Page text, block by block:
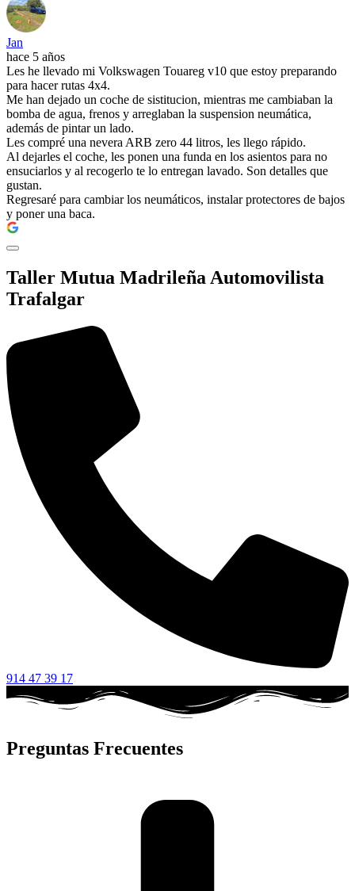
Jan
hace 5 años
Les he llevado mi Volkswagen Touareg v10 que estoy preparando
para hacer rutas 4x4.
Me han dejado un coche de sistitucion, mientras me cambiaban la
bomba de agua, frenos y arreglaban la suspension neumática,
además de pintar un lado.
Les compré una nevera ARB zero 44 litros, les llego rápido.
Al dejarles el coche, les ponen una funda en los asientos para no
ensuciarlos y al recogerlo te lo entregan lavado. Son detalles que
gustan.
Regresaré para cambiar los neumáticos, instalar protectores de bajos
y poner una baca.
Taller Mutua Madrileña Automovilista
Trafalgar
914 47 39 17
Preguntas Frecuentes